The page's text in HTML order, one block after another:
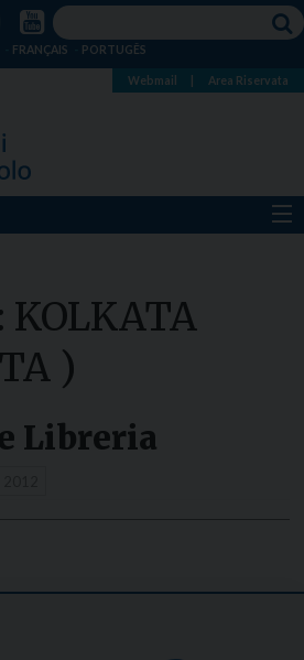
FRANÇAIS PORTUGÊS
Webmail Area Riservata
KOLKATA
)
Libreria